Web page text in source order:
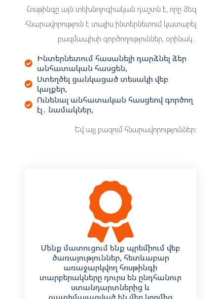
Հոսթինգը այն տեխնոլոգիական դաշտն է, որը ձեզ
հնարավորություն է տալիս ինտերնետում կատարել
բազմապիսի գործողություններ, օրինակ․
Ինտերնետում հասանելի դարձնել ձեր
անհատական հասցեն,
Ստեղծել ցանկացած տեսակի վեբ
կայքեր,
Ունենալ անհատական հասցեով գործող
էլ․ նամակներ,
Եվ այլ բազում հնարավորություններ։
Մենք մատուցում ենք պրեմիում վեբ
ծառայություններ, հետևաբար
առաջարկվող հոսթինգի
տարբերակները դուրս են ընդհանուր
ստանդարտներից և